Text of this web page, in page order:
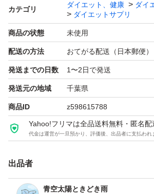
ご覧いただきありがとうございます。
カテゴリ
ダイエット、健康
ダイ
ダイエットサプリ
商品の状態 未使用
配送の方法 おてがる配送（日本郵便）
発送までの日数 1〜2日で発送
発送元の地域 千葉県
商品ID z598615788
Yahoo!フリマは全品送料無料・匿名配
代金は運営が一旦預かり、評価後、出品者に支払われ
出品者
青空太陽ときどき雨